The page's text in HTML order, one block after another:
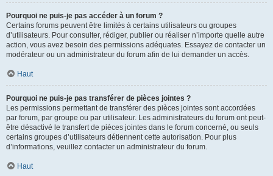
Pourquoi ne puis-je pas accéder à un forum ?
Certains forums peuvent être limités à certains utilisateurs ou groupes
d’utilisateurs. Pour consulter, rédiger, publier ou réaliser n’importe quelle autre
action, vous avez besoin des permissions adéquates. Essayez de contacter un
modérateur ou un administrateur du forum afin de lui demander un accès.
Haut
Pourquoi ne puis-je pas transférer de pièces jointes ?
Les permissions permettant de transférer des pièces jointes sont accordées
par forum, par groupe ou par utilisateur. Les administrateurs du forum ont peut-
être désactivé le transfert de pièces jointes dans le forum concerné, ou seuls
certains groupes d’utilisateurs détiennent cette autorisation. Pour plus
d’informations, veuillez contacter un administrateur du forum.
Haut